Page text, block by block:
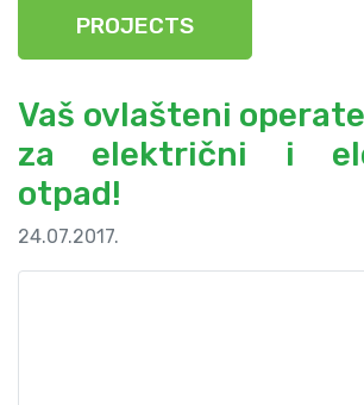
PROJECTS
Vaš ovlašteni
za električni i
otpad!
24.07.2017.